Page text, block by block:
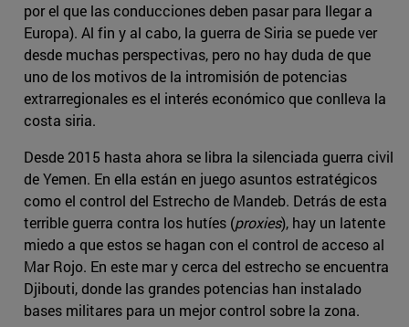
por el que las conducciones deben pasar para llegar a
Europa). Al fin y al cabo, la guerra de Siria se puede ver
desde muchas perspectivas, pero no hay duda de que
uno de los motivos de la intromisión de potencias
extrarregionales es el interés económico que conlleva la
costa siria.
Desde 2015 hasta ahora se libra la silenciada guerra civil
de Yemen. En ella están en juego asuntos estratégicos
como el control del Estrecho de Mandeb. Detrás de esta
terrible guerra contra los hutíes (proxies), hay un latente
miedo a que estos se hagan con el control de acceso al
Mar Rojo. En este mar y cerca del estrecho se encuentra
Djibouti, donde las grandes potencias han instalado
bases militares para un mejor control sobre la zona.